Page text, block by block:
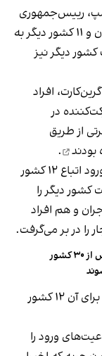
رییس‌جمهوری
ایالات متحده، صادر شد، سفر شهروندان ایران و ۱۱ کشور دیگر به
کشور دیگر نیز
افراد
در
از طریق
.
ترامپ در ماه ژوئن فرمانی صادر کرده بود که ورود اتباع ۱۲ کشور
کشور دیگر را
و هم افراد
را در بر می‌گرفت.
وزیر امنیت داخلی آمریکا: بیش از ۳۰ کشور
کاخ سفید اعلام کرده که ممنوعیت‌های قبلی برای آن ۱۲ کشور
ورود را